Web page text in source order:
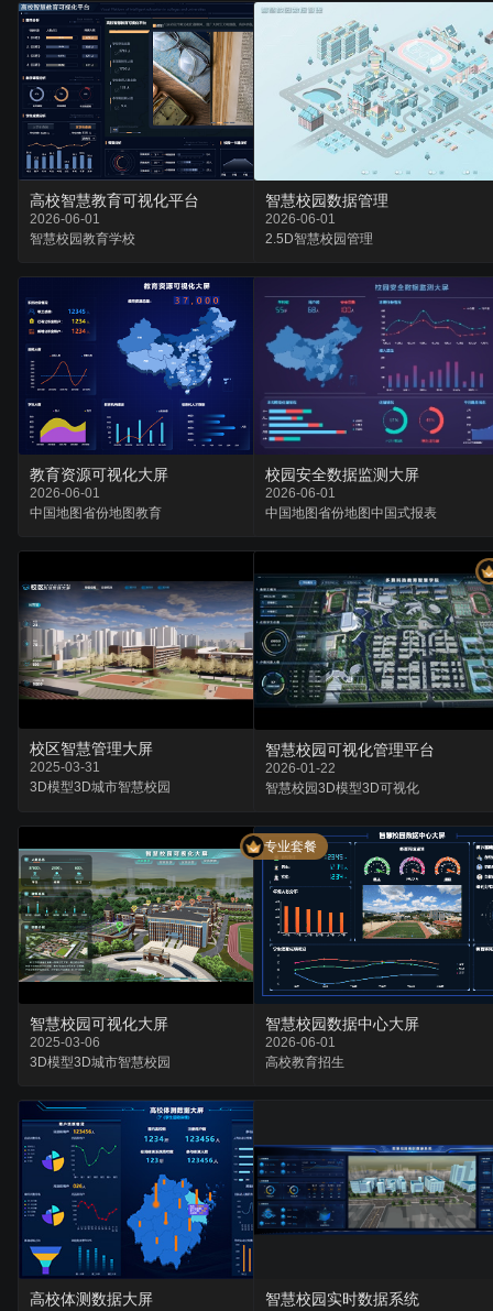
高校智慧教育可视化平台
2026-06-01
智慧校园教育学校
智慧校园数据管理
2026-06-01
2.5D智慧校园管理
教育资源可视化大屏
2026-06-01
中国地图省份地图教育
校园安全数据监测大屏
2026-06-01
中国地图省份地图中国式报表
校区智慧管理大屏
2025-03-31
3D模型3D城市智慧校园
智慧校园可视化管理平台
2026-01-22
智慧校园3D模型3D可视化
专业套餐
智慧校园可视化大屏
2025-03-06
3D模型3D城市智慧校园
智慧校园数据中心大屏
2026-06-01
高校教育招生
高校体测数据大屏 智慧校园实时数据系统